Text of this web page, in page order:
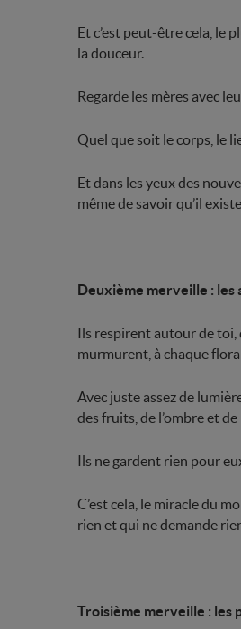
Et c’est peut-être cela, le
la douceur.
Regarde les mères avec
Quel que soit le corps, le
Et dans les yeux des
même de savoir qu’il
Deuxième merveille : les
Ils respirent autour de
murmurent, à chaque
Avec juste assez de
des fruits, de l’ombre et de
Ils ne gardent rien pour
C’est cela, le miracle du
rien et qui ne demande
Troisième merveille : les